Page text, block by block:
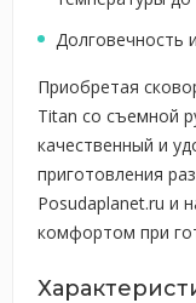
Долговечность
Приобретая
Titan со съемной
качественный и
приготовления
Posudaplanet.ru и
комфортом при